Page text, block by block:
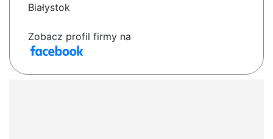
Białystok
Zobacz profil firmy na